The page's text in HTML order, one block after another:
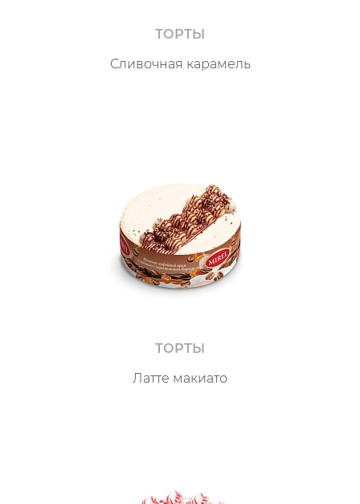
ТОРТЫ
Сливочная карамель
ТОРТЫ
Латте макиато